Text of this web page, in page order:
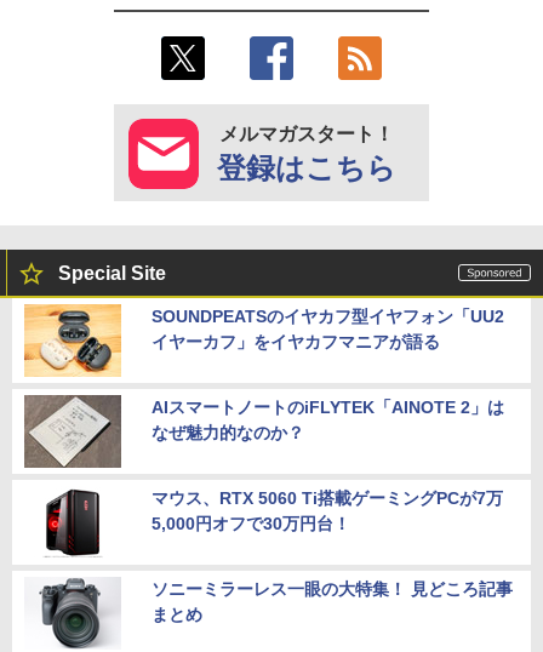
メルマガスタート！
登録はこちら
Special Site
SOUNDPEATSのイヤカフ型イヤフォン「UU2
イヤーカフ」をイヤカフマニアが語る
AIスマートノートのiFLYTEK「AINOTE 2」は
なぜ魅力的なのか？
マウス、RTX 5060 Ti搭載ゲーミングPCが7万
5,000円オフで30万円台！
ソニーミラーレス一眼の大特集！ 見どころ記事
まとめ